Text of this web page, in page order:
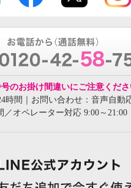
のお掛け間違いにご注意くださ
時間｜お問い合わせ：音声自動
／オペレーター対応 9:00～21:00